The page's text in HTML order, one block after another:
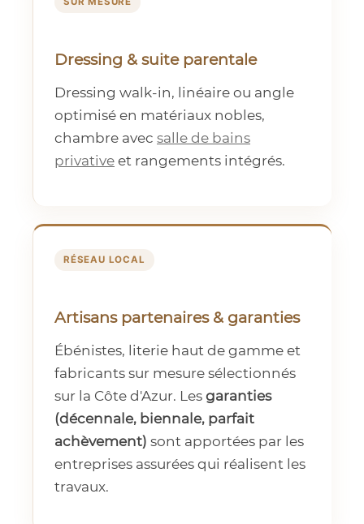
Dressing & suite parentale
Dressing walk-in, linéaire ou angle
optimisé en matériaux nobles,
chambre avec salle de bains
privative et rangements intégrés.
RÉSEAU LOCAL
Artisans partenaires & garanties
Ébénistes, literie haut de gamme et
fabricants sur mesure sélectionnés
sur la Côte d'Azur. Les garanties
(décennale, biennale, parfait
achèvement) sont apportées par les
entreprises assurées qui réalisent les
travaux.